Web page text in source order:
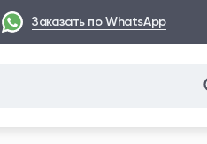
Заказать по WhatsApp